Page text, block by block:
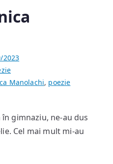
2023
Manolachi, poezie
gimnaziu, ne-au dus
Cel mai mult mi-au